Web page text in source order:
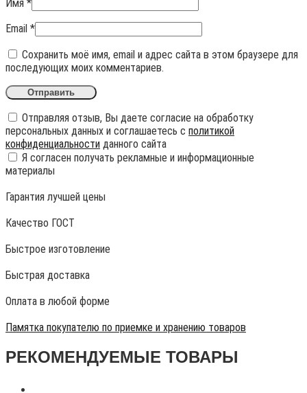
Имя *
Email *
Сохранить моё имя, email и адрес сайта в этом браузере для
последующих моих комментариев.
Отправляя отзыв, Вы даете согласие на обработку
персональных данных и соглашаетесь с политикой
конфиденциальности данного сайта
Я согласен получать рекламные и информационные
материалы
Гарантия лучшей цены
Качество ГОСТ
Быстрое изготовление
Быстрая доставка
Оплата в любой форме
Памятка покупателю по приемке и хранению товаров
РЕКОМЕНДУЕМЫЕ ТОВАРЫ